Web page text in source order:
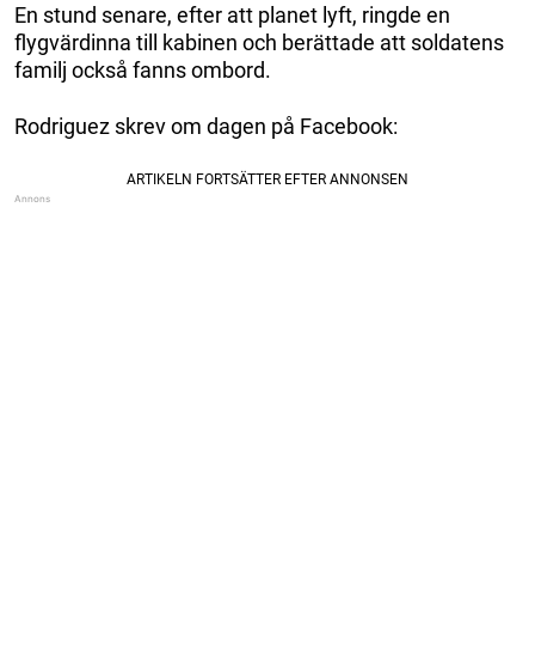
En stund senare, efter att planet lyft, ringde en
flygvärdinna till kabinen och berättade att soldatens
familj också fanns ombord.
Rodriguez skrev om dagen på Facebook: